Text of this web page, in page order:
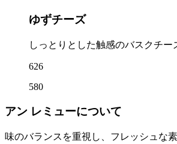
ゆずチーズ
しっとりとした触感のバスクチー
626
580
アン レミューについて
味のバランスを重視し、フレッシュな